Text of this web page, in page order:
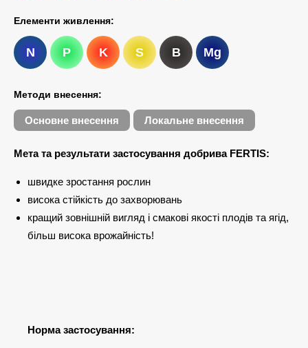
Елементи живлення:
N P K S B Mg
Методи внесення:
Основне внесення Локальне внесення
Мета та результати застосування добрива FERTIS:
швидке зростання рослин
висока стійкість до захворювань
кращий зовнішній вигляд і смакові якості плодів та ягід,
більш висока врожайність!
Норма застосування: